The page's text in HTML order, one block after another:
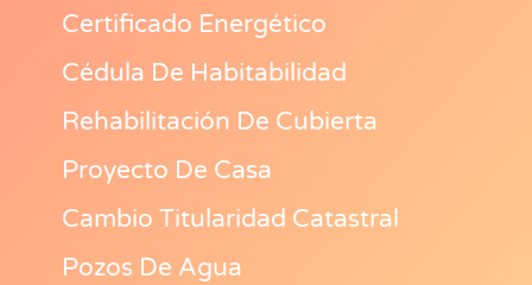
Certificado Energético
Cédula De Habitabilidad
Rehabilitación De Cubierta
Proyecto De Casa
Cambio Titularidad Catastral
Pozos De Agua